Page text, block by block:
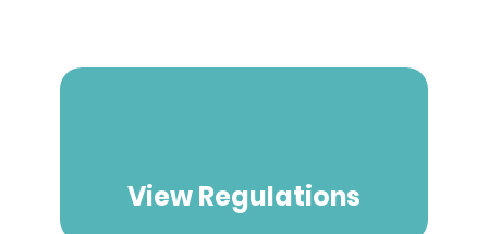
View Regulations